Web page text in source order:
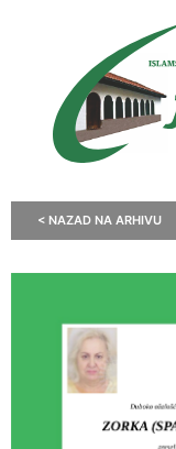
< NAZAD NA ARHIVU